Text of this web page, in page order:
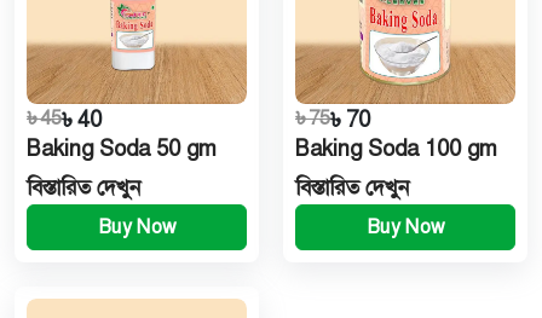
৳ 45৳ 40
Baking Soda 50 gm
বিস্তারিত দেখুন
Buy Now
৳ 75৳ 70
Baking Soda 100 gm
বিস্তারিত দেখুন
Buy Now